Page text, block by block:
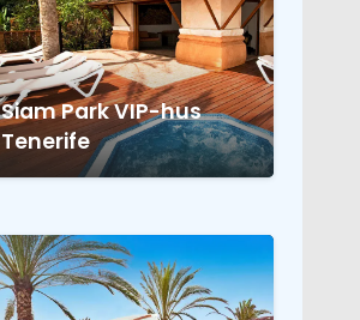
Siam Park VIP-hus
Tenerife